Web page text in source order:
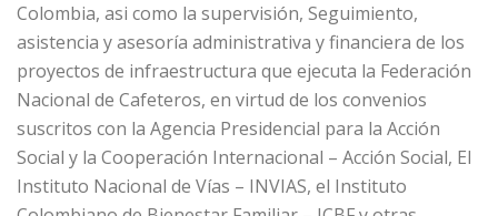
Colombia, asi como la supervisión, Seguimiento,
asistencia y asesoría administrativa y financiera de los
proyectos de infraestructura que ejecuta la Federación
Nacional de Cafeteros, en virtud de los convenios
suscritos con la Agencia Presidencial para la Acción
Social y la Cooperación Internacional – Acción Social, El
Instituto Nacional de Vías – INVIAS, el Instituto